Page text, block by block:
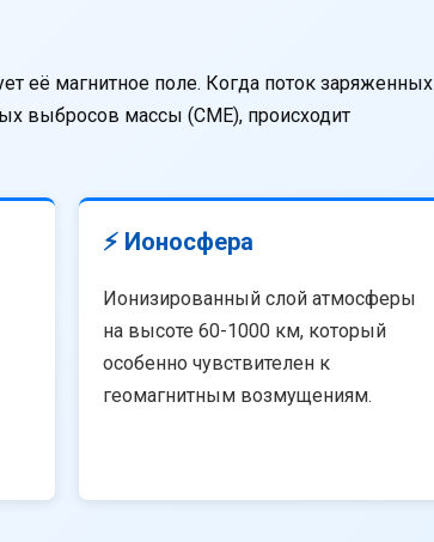
её магнитное поле. Когда поток заряженных
выбросов массы (CME), происходит
⚡ Ионосфера
Ионизированный слой атмосферы
на высоте 60-1000 км, который
особенно чувствителен к
геомагнитным возмущениям.